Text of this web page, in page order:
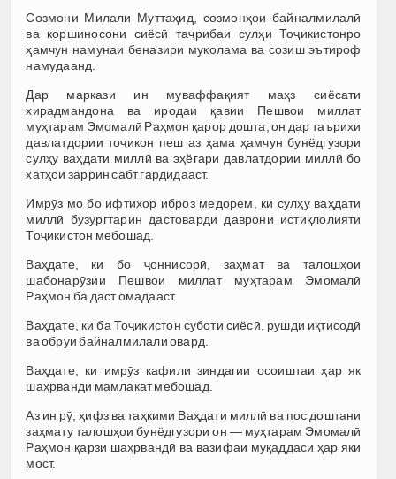
Созмони Милали Муттаҳид, созмонҳои байналмилалӣ
ва коршиносони сиёсӣ таҷрибаи сулҳи Тоҷикистонро
ҳамчун намунаи беназири муколама ва созиш эътироф
намудаанд.
Дар маркази ин муваффақият маҳз сиёсати
хирадмандона ва иродаи қавии Пешвои миллат
муҳтарам Эмомалӣ Раҳмон қарор дошта, он дар таърихи
давлатдории тоҷикон пеш аз ҳама ҳамчун бунёдгузори
сулҳу ваҳдати миллӣ ва эҳёгари давлатдории миллӣ бо
хатҳои заррин сабт гардидааст.
Имрӯз мо бо ифтихор иброз медорем, ки сулҳу ваҳдати
миллӣ бузургтарин дастоварди даврони истиқлолияти
Тоҷикистон мебошад.
Ваҳдате, ки бо ҷоннисорӣ, заҳмат ва талошҳои
шабонарӯзии Пешвои миллат муҳтарам Эмомалӣ
Раҳмон ба даст омадааст.
Ваҳдате, ки ба Тоҷикистон суботи сиёсӣ, рушди иқтисодӣ
ва обрӯи байналмилалӣ овард.
Ваҳдате, ки имрӯз кафили зиндагии осоиштаи ҳар як
шаҳрванди мамлакат мебошад.
Аз ин рӯ, ҳифз ва таҳкими Ваҳдати миллӣ ва пос доштани
заҳмату талошҳои бунёдгузори он — муҳтарам Эмомалӣ
Раҳмон қарзи шаҳрвандӣ ва вазифаи муқаддаси ҳар яки
мост.